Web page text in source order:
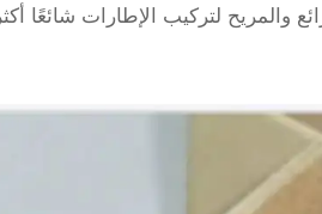
والمريح لتركيب الإطارات شائعًا